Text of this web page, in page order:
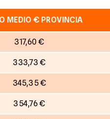
MEDIO € PROVINCIA
317,60 €
333,73 €
345,35 €
354,76 €